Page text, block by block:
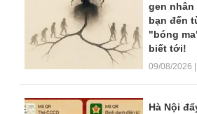
gen nhân
bạn đến
"bóng
biết tới!
09/08/2026
Hà Nội